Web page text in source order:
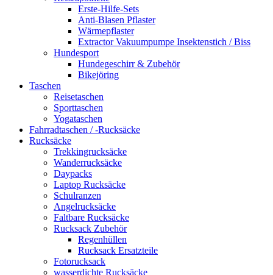
Erste-Hilfe-Sets
Anti-Blasen Pflaster
Wärmepflaster
Extractor Vakuumpumpe Insektenstich / Biss
Hundesport
Hundegeschirr & Zubehör
Bikejöring
Taschen
Reisetaschen
Sporttaschen
Yogataschen
Fahrradtaschen / -Rucksäcke
Rucksäcke
Trekkingrucksäcke
Wanderrucksäcke
Daypacks
Laptop Rucksäcke
Schulranzen
Angelrucksäcke
Faltbare Rucksäcke
Rucksack Zubehör
Regenhüllen
Rucksack Ersatzteile
Fotorucksack
wasserdichte Rucksäcke